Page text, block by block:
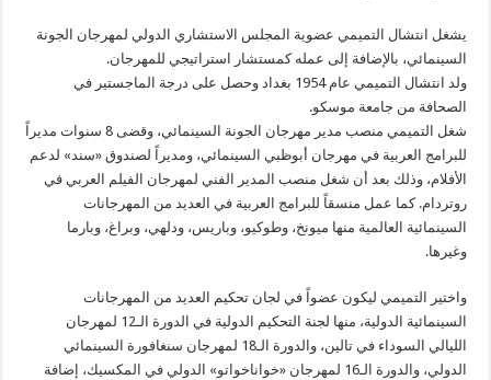
يشغل انتشال التميمي عضوية المجلس الاستشاري الدولي لمهرجان الجونة
السينمائي، بالإضافة إلى عمله كمستشار استراتيجي للمهرجان.
ولد انتشال التميمي عام 1954 بغداد وحصل على درجة الماجستير في
الصحافة من جامعة موسكو.
شغل التميمي منصب مدير مهرجان الجونة السينمائي، وقضى 8 سنوات مديراً
للبرامج العربية في مهرجان أبوظبي السينمائي، ومديراً لصندوق «سند» لدعم
الأفلام، وذلك بعد أن شغل منصب المدير الفني لمهرجان الفيلم العربي في
روتردام. كما عمل منسقاً للبرامج العربية في العديد من المهرجانات
السينمائية العالمية منها ميونخ، وطوكيو، وباريس، ودلهي، وبراغ، وبارما
وغيرها.
واختير التميمي ليكون عضواً في لجان تحكيم العديد من المهرجانات
السينمائية الدولية، منها لجنة التحكيم الدولية في الدورة الـ12 لمهرجان
الليالي السوداء في تالين، والدورة الـ18 لمهرجان سنغافورة السينمائي
الدولي، والدورة الـ16 لمهرجان «خواناخواتو» الدولي في المكسيك، إضافة